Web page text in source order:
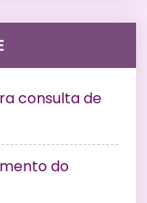
consulta de
do